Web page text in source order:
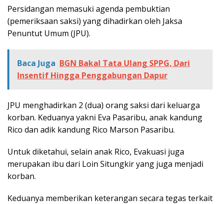
Persidangan memasuki agenda pembuktian
(pemeriksaan saksi) yang dihadirkan oleh Jaksa
Penuntut Umum (JPU).
Baca Juga BGN Bakal Tata Ulang SPPG, Dari
Insentif Hingga Penggabungan Dapur
JPU menghadirkan 2 (dua) orang saksi dari keluarga
korban. Keduanya yakni Eva Pasaribu, anak kandung
Rico dan adik kandung Rico Marson Pasaribu.
Untuk diketahui, selain anak Rico, Evakuasi juga
merupakan ibu dari Loin Situngkir yang juga menjadi
korban.
Keduanya memberikan keterangan secara tegas terkait